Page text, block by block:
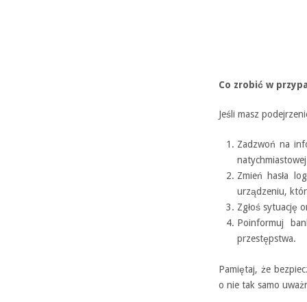
Co zrobić w
Jeśli masz
Zadzwoń na
Zmień hasła
urządzeniu,
Zgłoś sytuację
Poinformuj
przestępstwa.
Pamiętaj, że
o nie tak samo